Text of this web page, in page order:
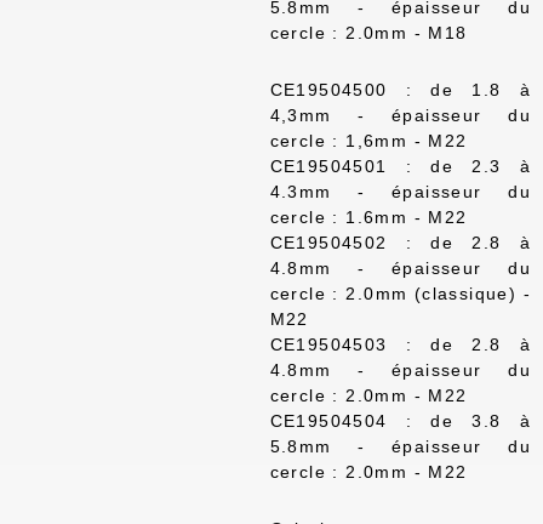
5.8mm - épaisseur du
cercle : 2.0mm - M18
CE19504500 : de 1.8 à
4,3mm - épaisseur du
cercle : 1,6mm - M22
CE19504501 : de 2.3 à
4.3mm - épaisseur du
cercle : 1.6mm - M22
CE19504502 : de 2.8 à
4.8mm - épaisseur du
cercle : 2.0mm (classique) -
M22
CE19504503 : de 2.8 à
4.8mm - épaisseur du
cercle : 2.0mm - M22
CE19504504 : de 3.8 à
5.8mm - épaisseur du
cercle : 2.0mm - M22